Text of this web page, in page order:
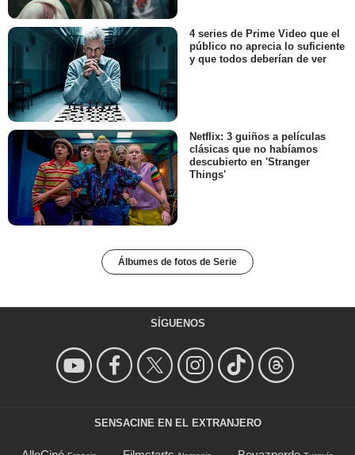
4 series de Prime Video que el
público no aprecia lo suficiente
y que todos deberían de ver
Netflix: 3 guiños a películas
clásicas que no habíamos
descubierto en 'Stranger
Things'
Álbumes de fotos de Serie
SÍGUENOS
SENSACINE EN EL EXTRANJERO